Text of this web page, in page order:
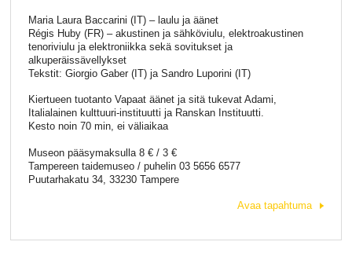
Maria Laura Baccarini (IT) – laulu ja äänet
Régis Huby (FR) – akustinen ja sähköviulu, elektroakustinen
tenoriviulu ja elektroniikka sekä sovitukset ja
alkuperäissävellykset
Tekstit: Giorgio Gaber (IT) ja Sandro Luporini (IT)
Kiertueen tuotanto Vapaat äänet ja sitä tukevat Adami,
Italialainen kulttuuri-instituutti ja Ranskan Instituutti.
Kesto noin 70 min, ei väliaikaa
Museon pääsymaksulla 8 € / 3 €
Tampereen taidemuseo / puhelin 03 5656 6577
Puutarhakatu 34, 33230 Tampere
Avaa tapahtuma